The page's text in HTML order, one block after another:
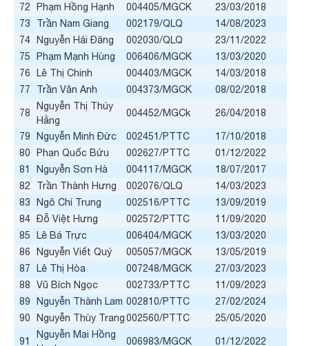
72
Phạm Hồng Hạnh 004405/MGCK
23/03/2018
73
Trần Nam Giang 002179/QLQ
14/08/2023
74 Nguyễn Hải Đăng 002030/QLQ
23/11/2022
75
Phạm Mạnh Hùng 006406/MGCK
13/03/2020
76
Lê Thị Chinh 004403/MGCK
14/03/2018
77
Trần Vân Anh 004373/MGCK 08/02/2018
78
Nguyễn Thị Thúy
Hằng
004452/MGCk 26/04/2018
79 Nguyễn Minh Đức 002451/PTTC
17/10/2018
80
Phan Quốc Bửu 002627/PTTC
01/12/2022
81
Nguyễn Sơn Hà 004117/MGCK
18/07/2017
82
Trần Thành Hưng 002076/QLQ
14/03/2023
83
Ngô Chí Trung 002516/PTTC
13/09/2019
84 Đỗ Việt Hưng 002572/PTTC
11/09/2020
85
Lê Bá Trực 006404/MGCK
13/03/2020
86
Nguyễn Viết Quý 005057/MGCK
13/05/2019
87
Lê Thị Hòa 007248/MGCK
27/03/2023
88
Vũ Bích Ngọc 002733/PTTC
11/09/2023
89
Nguyễn Thành Lam 002810/PTTC
27/02/2024
90
Nguyễn Thùy Trang002560/PTTC 25/05/2020
91
Nguyễn Mai Hồng
006983/MGCK 01/12/2022